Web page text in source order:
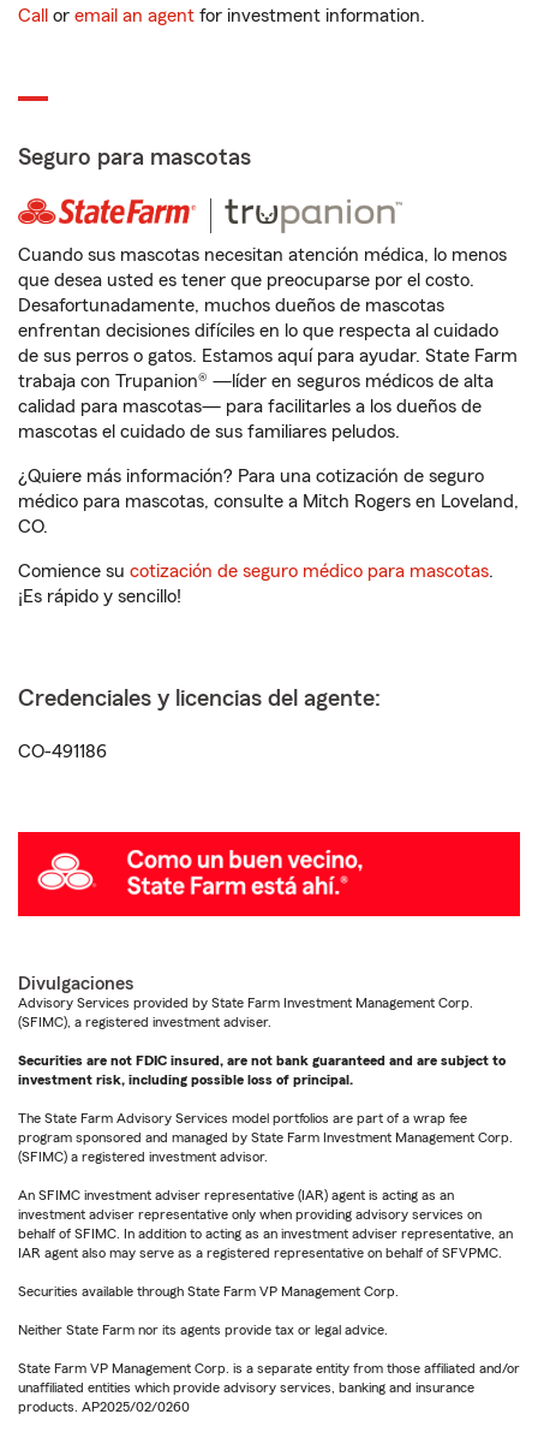
Call or email an agent for investment information.
Seguro para mascotas
Cuando sus mascotas necesitan atención médica, lo menos
que desea usted es tener que preocuparse por el costo.
Desafortunadamente, muchos dueños de mascotas
enfrentan decisiones difíciles en lo que respecta al cuidado
de sus perros o gatos. Estamos aquí para ayudar. State Farm
trabaja con Trupanion® —líder en seguros médicos de alta
calidad para mascotas— para facilitarles a los dueños de
mascotas el cuidado de sus familiares peludos.
¿Quiere más información? Para una cotización de seguro
médico para mascotas, consulte a Mitch Rogers en Loveland,
CO.
Comience su cotización de seguro médico para mascotas.
¡Es rápido y sencillo!
Credenciales y licencias del agente:
CO-491186
Divulgaciones
Advisory Services provided by State Farm Investment Management Corp.
(SFIMC), a registered investment adviser.
Securities are not FDIC insured, are not bank guaranteed and are subject to
investment risk, including possible loss of principal.
The State Farm Advisory Services model portfolios are part of a wrap fee
program sponsored and managed by State Farm Investment Management Corp.
(SFIMC) a registered investment advisor.
An SFIMC investment adviser representative (IAR) agent is acting as an
investment adviser representative only when providing advisory services on
behalf of SFIMC. In addition to acting as an investment adviser representative, an
IAR agent also may serve as a registered representative on behalf of SFVPMC.
Securities available through State Farm VP Management Corp.
Neither State Farm nor its agents provide tax or legal advice.
State Farm VP Management Corp. is a separate entity from those affiliated and/or
unaffiliated entities which provide advisory services, banking and insurance
products. AP2025/02/0260